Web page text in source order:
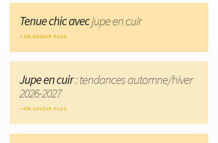
Tenue chic avecjupe en cuir
EN SAVOIR PLUS
Jupe en cuir: tendances automne/hiver
2026-2027
EN SAVOIR PLUS